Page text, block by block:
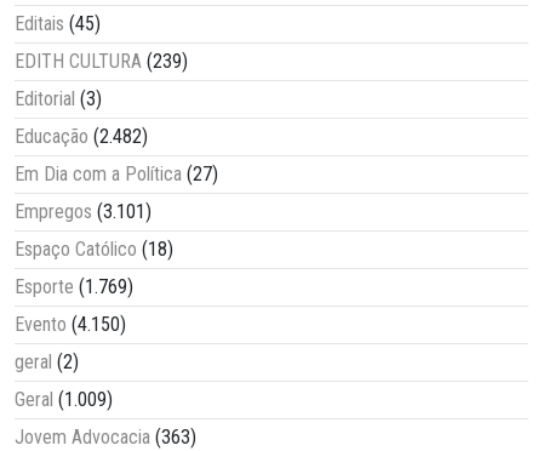
Editais (45)
EDITH CULTURA (239)
Editorial (3)
Educação (2.482)
Em Dia com a Política (27)
Empregos (3.101)
Espaço Católico (18)
Esporte (1.769)
Evento (4.150)
geral (2)
Geral (1.009)
Jovem Advocacia (363)